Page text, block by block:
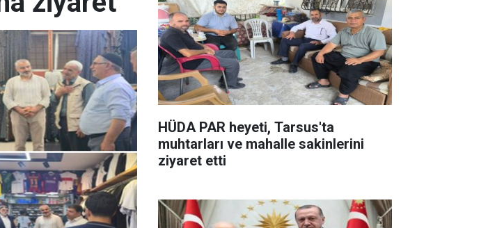
HÜDA PAR heyeti, Tarsus'ta
muhtarları ve mahalle sakinlerini
ziyaret etti